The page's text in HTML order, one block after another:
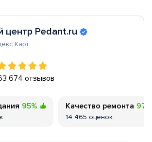
центр Pedant.ru
Карт
674 отзывов
95% Качество ремонта 97%
14 465 оценок